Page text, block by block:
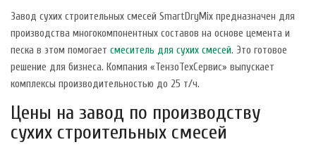
Завод сухих строительных смесей SmartDryMix предназначен для
производства многокомпонентных составов на основе цемента и
песка в этом помогает смеситель для сухих смесей. Это готовое
решение для бизнеса. Компания «ТензоТехСервис» выпускает
комплексы производительностью до 25 т/ч.
Цены на завод по производству
сухих строительных смесей